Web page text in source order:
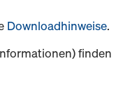
Downloadhinweise.
finden